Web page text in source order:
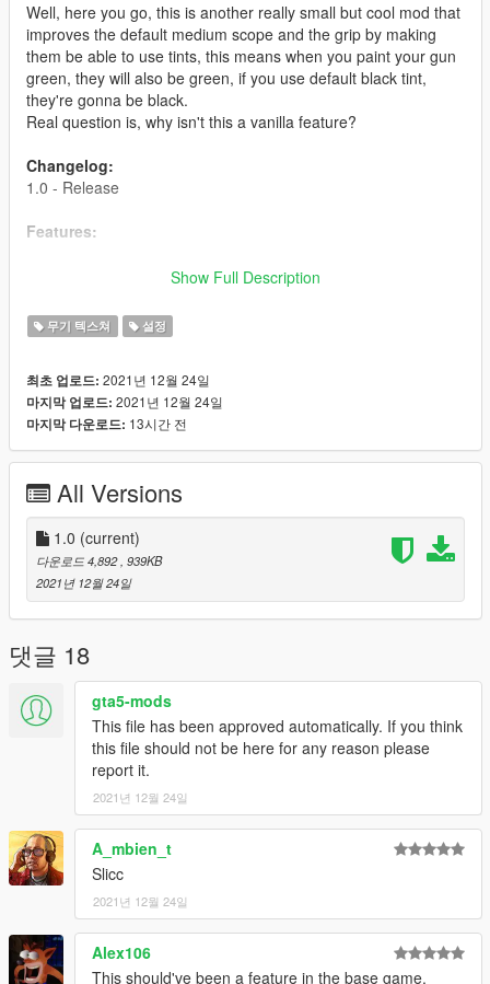
Well, here you go, this is another really small but cool mod that
improves the default medium scope and the grip by making
them be able to use tints, this means when you paint your gun
green, they will also be green, if you use default black tint,
they're gonna be black.
Real question is, why isn't this a vanilla feature?
Changelog:
1.0 - Release
Features:
-Adjusted vanilla properties (changed shader)
Tints:
-Black (Black)
-Green (Green)
-Gold (Gold + Chrome'ish)
-Pink (Pink)
-Police (Dark Blue)
-Orange (Brown)
-Platinum (Black)
Credits:
Rockstar Games - Original Model
Slick (me) - Fixing something that should have been here from
the start
Installation:
Refer to install.txt in the archive.
Show Full Description
무기 텍스쳐 설정
최초 업로드: 2021년 12월 24일
마지막 업로드: 2021년 12월 24일
마지막 다운로드: 13시간 전
All Versions
1.0 (current)
다운로드 4,892 , 939KB
2021년 12월 24일
댓글 18
gta5-mods
This file has been approved automatically. If you think
this file should not be here for any reason please
report it.
2021년 12월 24일
A_mbien_t
Slicc
2021년 12월 24일
Alex106
This should've been a feature in the base game.